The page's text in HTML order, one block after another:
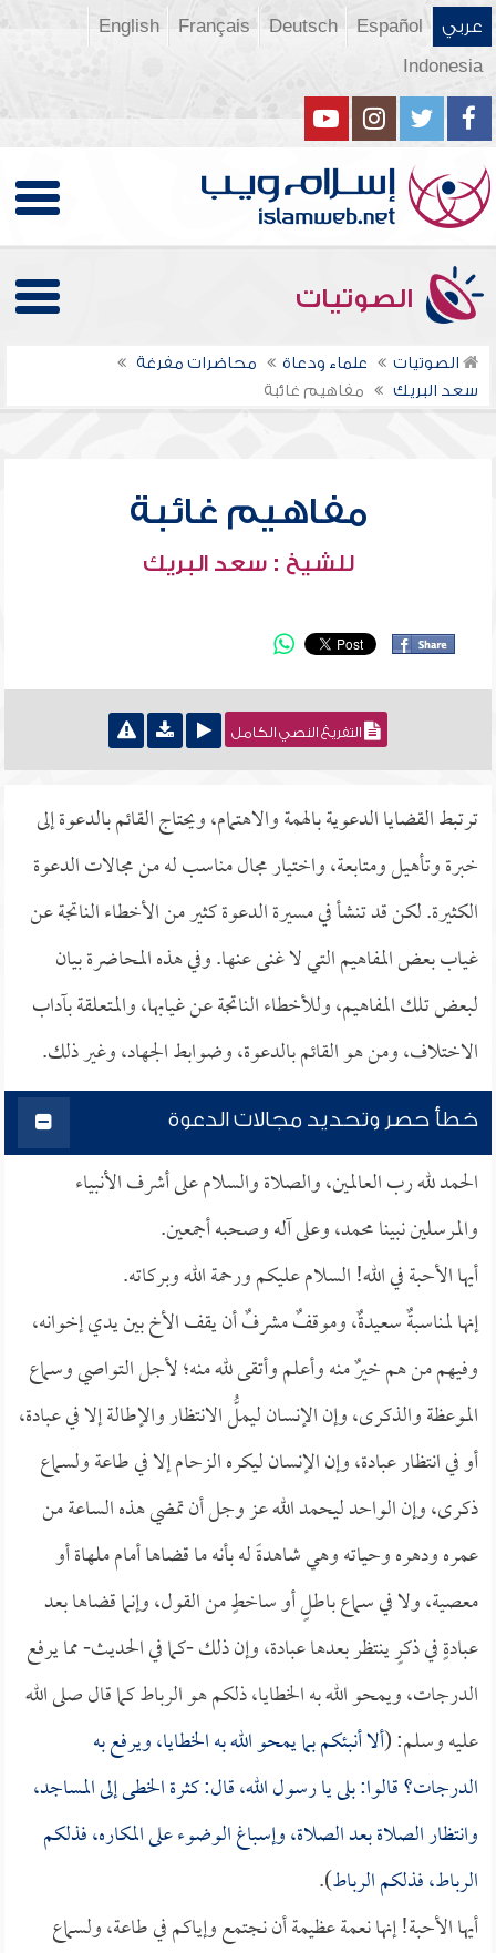
عربي Español
Deutsch
Français
English
Indonesia
الصوتيات
الصوتيات علماء ودعاة
محاضرات مفرغة
سعد البريك
مفاهيم غائبة
مفاهيم غائبة
للشيخ : سعد البريك
التفريغ النصي الكامل
ترتبط القضايا الدعوية بالهمة والاهتمام، ويحتاج القائم بالدعوة إلى
خبرة وتأهيل ومتابعة، واختيار مجال مناسب له من مجالات الدعوة
الكثيرة. لكن قد تنشأ في مسيرة الدعوة كثير من الأخطاء الناتجة عن
غياب بعض المفاهيم التي لا غنى عنها. وفي هذه المحاضرة بيان
لبعض تلك المفاهيم، وللأخطاء الناتجة عن غيابها، والمتعلقة بآداب
الاختلاف، ومن هو القائم بالدعوة، وضوابط الجهاد، وغير ذلك.
خطأ حصر وتحديد مجالات الدعوة
الحمد لله رب العالمين، والصلاة والسلام على أشرف الأنبياء
والمرسلين نبينا محمد، وعلى آله وصحبه أجمعين.
أيها الأحبة في الله! السلام عليكم ورحمة الله وبركاته.
إنها لمناسبةٌ سعيدةٌ، وموقفٌ مشرفٌ أن يقف الأخ بين يدي إخوانه،
وفيهم من هم خيرٌ منه وأعلم وأتقى لله منه؛ لأجل التواصي وسماع
الموعظة والذكرى، وإن الإنسان ليملُّ الانتظار والإطالة إلا في عبادة،
أو في انتظار عبادة، وإن الإنسان ليكره الزحام إلا في طاعة ولسماع
ذكرى، وإن الواحد ليحمد الله عز وجل أن تمضي هذه الساعة من
عمره ودهره وحياته وهي شاهدةً له بأنه ما قضاها أمام ملهاة أو
معصية، ولا في سماع باطلٍ أو ساخطٍ من القول، وإنما قضاها بعد
عبادةٍ في ذكرٍ ينتظر بعدها عبادة، وإن ذلك -كما في الحديث- مما يرفع
الدرجات، ويمحو الله به الخطايا، ذلكم هو الرباط كما قال صلى الله
عليه وسلم: (ألا أنبئكم بما يمحو الله به الخطايا، ويرفع به
الدرجات؟ قالوا: بلى يا رسول الله، قال: كثرة الخطى إلى المساجد،
وانتظار الصلاة بعد الصلاة، وإسباغ الوضوء على المكاره، فذلكم
الرباط، فذلكم الرباط).
أيها الأحبة! إنها نعمة عظيمة أن نجتمع وإياكم في طاعة، ولسماع